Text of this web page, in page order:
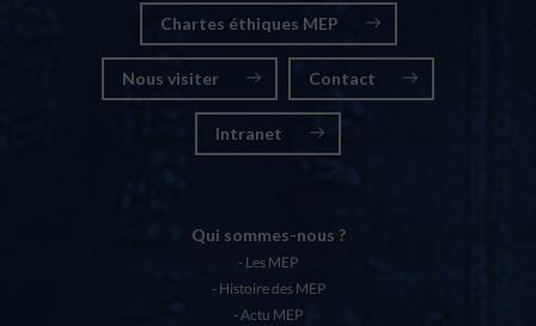
Chartes éthiques MEP
Nous visiter Contact
Intranet
Qui sommes-nous ?
Les MEP
Histoire des MEP
Actu MEP